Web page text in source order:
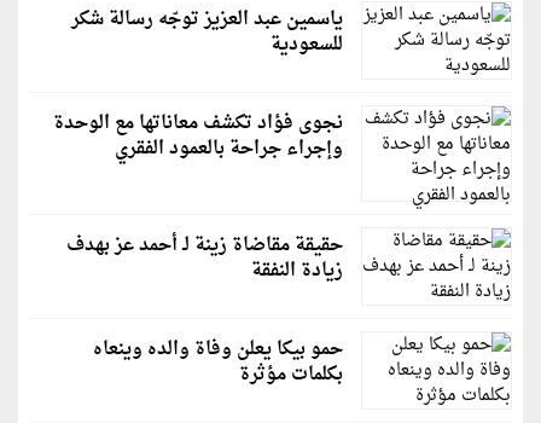
ياسمين عبد العزيز توجّه رسالة شكر
للسعودية
نجوى فؤاد تكشف معاناتها مع الوحدة
وإجراء جراحة بالعمود الفقري
حقيقة مقاضاة زينة لـ أحمد عز بهدف
زيادة النفقة
حمو بيكا يعلن وفاة والده وينعاه
بكلمات مؤثرة